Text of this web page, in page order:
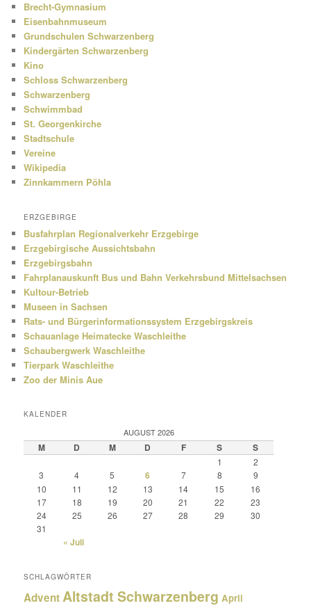
Brecht-Gymnasium
Eisenbahnmuseum
Grundschulen Schwarzenberg
Kindergärten Schwarzenberg
Kino
Schloss Schwarzenberg
Schwarzenberg
Schwimmbad
St. Georgenkirche
Stadtschule
Vereine
Wikipedia
Zinnkammern Pöhla
ERZGEBIRGE
Busfahrplan Regionalverkehr Erzgebirge
Erzgebirgische Aussichtsbahn
Erzgebirgsbahn
Fahrplanauskunft Bus und Bahn Verkehrsbund Mittelsachsen
Kultour-Betrieb
Museen in Sachsen
Rats- und Bürgerinformationssystem Erzgebirgskreis
Schauanlage Heimatecke Waschleithe
Schaubergwerk Waschleithe
Tierpark Waschleithe
Zoo der Minis Aue
KALENDER
AUGUST 2026
M D M D F S S
1
2
3
4 5 6 7 8
9
10
11 12 13 14 15
16
17
18 19 20 21 22
23
24
25 26 27 28 29
30
31
« Juli
SCHLAGWÖRTER
AdventAltstadt Schwarzenberg April